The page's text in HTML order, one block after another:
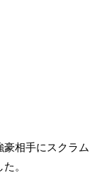
相手にスクラム
。